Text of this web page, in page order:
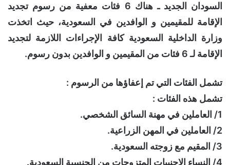
السودان الجديد ـ هناك 6 فئات معفية من رسوم تجديد
الإقامة للمقيمين و الوافدين في السعودية، حيث اتخذت
وزارة الداخلية السعودية كافة الإجراءات اللازمة لتجديد
الإقامة لـ 6 فئات من المقيمين و الوافدين بدون رسوم.
تشمل الفئات التي تم إعفاؤها من الرسوم :
تشمل هذه الفئات :
1/ العاملين في مهنة السائق الشخصي.
2/ العاملين في المهن الزراعية.
3/ المقيم مع زوجته السعودية.
4/ النساء الاجنبيات المتزوجات من الجنسية السعودية.